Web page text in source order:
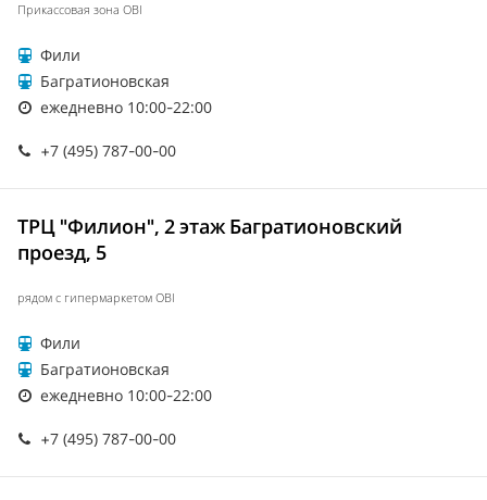
Прикассовая зона OBI
Фили
Багратионовская
ежедневно 10:00-22:00
+7 (495) 787-00-00
ТРЦ "Филион", 2 этаж Багратионовский
проезд, 5
рядом с гипермаркетом OBI
Фили
Багратионовская
ежедневно 10:00-22:00
+7 (495) 787-00-00